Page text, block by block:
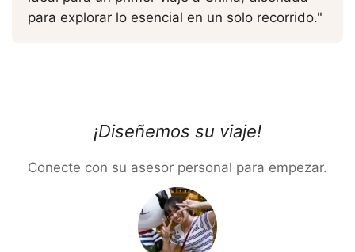
para explorar lo esencial en un solo recorrido."
¡Diseñemos su viaje!
Conecte con su asesor personal para empezar.